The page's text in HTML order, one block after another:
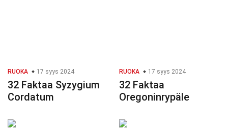
RUOKA 17 syys 2024
32 Faktaa Syzygium
Cordatum
RUOKA 17 syys 2024
32 Faktaa
Oregoninrypäle